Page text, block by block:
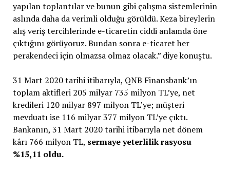
yapılan toplantılar ve bunun gibi çalışma sistemlerinin
aslında daha da verimli olduğu görüldü. Keza bireylerin
alış veriş tercihlerinde e-ticaretin ciddi anlamda öne
çıktığını görüyoruz. Bundan sonra e-ticaret her
perakendeci için olmazsa olmaz olacak.” diye konuştu.
31 Mart 2020 tarihi itibarıyla, QNB Finansbank’ın
toplam aktifleri 205 milyar 735 milyon TL’ye, net
kredileri 120 milyar 897 milyon TL’ye; müşteri
mevduatı ise 116 milyar 377 milyon TL’ye çıktı.
Bankanın, 31 Mart 2020 tarihi itibarıyla net dönem
kârı 766 milyon TL, sermaye yeterlilik rasyosu
%15,11 oldu.